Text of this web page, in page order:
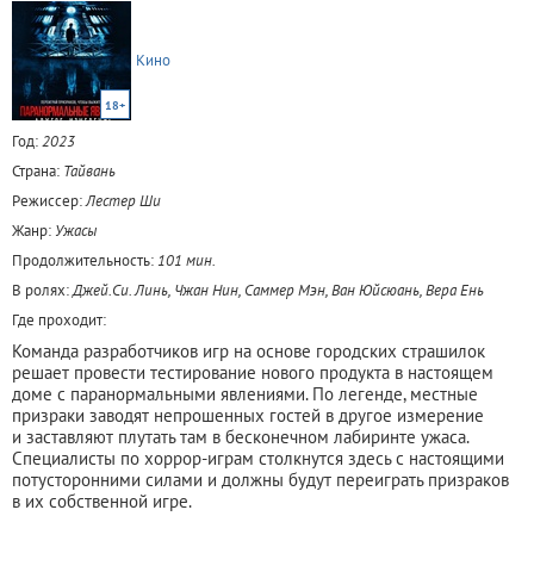
18+
Кино
Год:2023
Страна: Тайвань
Режиссер:Лестер Ши
Жанр: Ужасы
Продолжительность: 101 мин.
В ролях:Джей.Си. Линь, Чжан Нин, Саммер Мэн, Ван Юйсюань, Вера Ень
Где проходит:
Команда разработчиков игр на основе городских страшилок
решает провести тестирование нового продукта в настоящем
доме с паранормальными явлениями. По легенде, местные
призраки заводят непрошенных гостей в другое измерение
и заставляют плутать там в бесконечном лабиринте ужаса.
Специалисты по хоррор-играм столкнутся здесь с настоящими
потусторонними силами и должны будут переиграть призраков
в их собственной игре.